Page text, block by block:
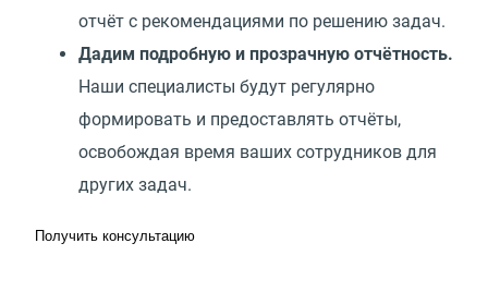
отчёт с рекомендациями по решению задач.
Дадим подробную и прозрачную отчётность.
Наши специалисты будут регулярно
формировать и предоставлять отчёты,
освобождая время ваших сотрудников для
других задач.
Получить консультацию